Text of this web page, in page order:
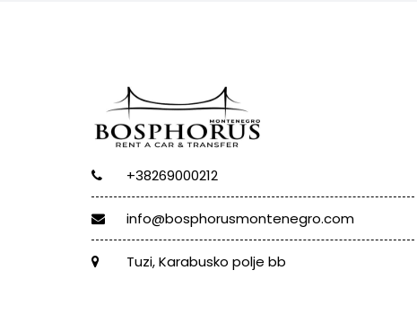
+38269000212
info@bosphorusmontenegro.com
Tuzi, Karabusko polje bb